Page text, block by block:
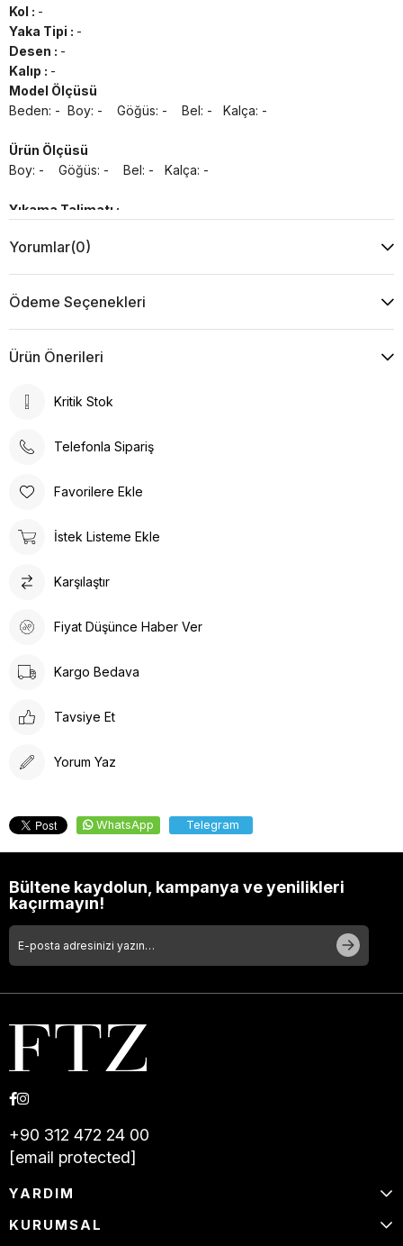
Kol : -
Yaka Tipi : -
Desen : -
Kalıp : -
Model Ölçüsü
Beden: - Boy: - Göğüs: - Bel: - Kalça: -
Ürün Ölçüsü
Boy: - Göğüs: - Bel: - Kalça: -
Yıkama Talimatı :
Kurutma Makinesinde Kurutulamaz
Düşük Isıda Ütüleme Yapınız
Çamaşır Suyu Kullanmayınız
Yorumlar(0)
Ödeme Seçenekleri
Ürün Önerileri
Kritik Stok
Telefonla Sipariş
Favorilere Ekle
İstek Listeme Ekle
Karşılaştır
Fiyat Düşünce Haber Ver
Kargo Bedava
Tavsiye Et
Yorum Yaz
WhatsApp Telegram
Bültene kaydolun, kampanya ve yenilikleri
kaçırmayın!
+90 312 472 24 00
[email protected]
YARDIM
KURUMSAL